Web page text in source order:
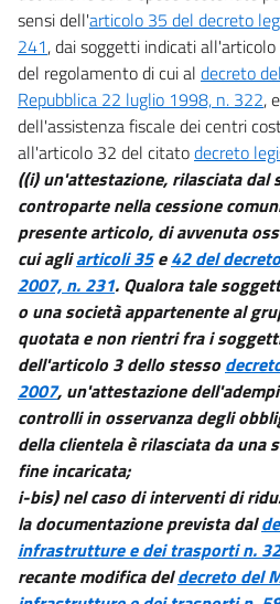
sensi dell'articolo 35 del decreto
241, dai soggetti indicati
del regolamento di cui al decreto
Repubblica 22 luglio 1998, n. 322,
dell'assistenza fiscale dei centri
all'articolo 32 del citatodecreto
((i) un'attestazione, rilasciata dal
controparte nella cessione
presente articolo, di avvenuta
cui agliarticoli 35e42 del
2007, n. 231. Qualora tale
o una società appartenente al
quotata e non rientri fra i
dell'articolo 3 dello stesso
2007, un'attestazione
controlli in osservanza degli
della clientela è rilasciata da una
fine incaricata;
i-bis) nel caso di interventi di
la documentazione prevista dal
infrastrutture e dei trasporti n.
recante modifica deldecreto del